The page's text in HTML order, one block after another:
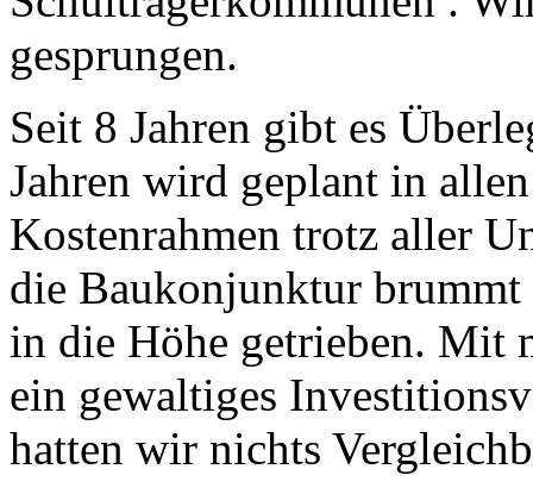
gesprungen.
Seit 8 Jahren gibt es
Jahren wird geplant in
Kostenrahmen trotz aller
die Baukonjunktur brummt
in die Höhe getrieben. Mit
ein gewaltiges
hatten wir nichts